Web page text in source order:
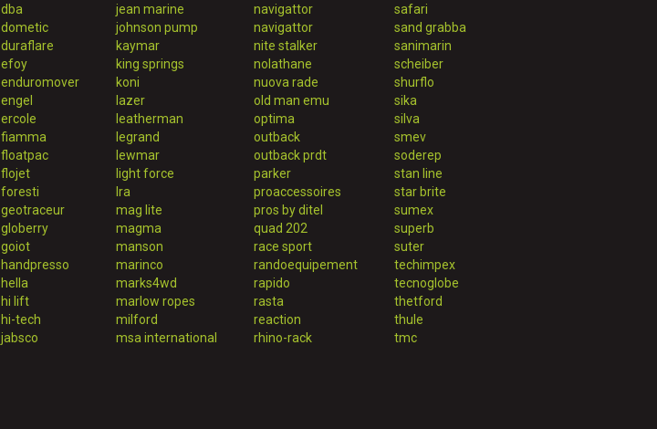
dba
dometic
duraflare
efoy
enduromover
engel
ercole
fiamma
floatpac
flojet
foresti
geotraceur
globerry
goiot
handpresso
hella
hi lift
hi-tech
jabsco
jean marine
johnson pump
kaymar
king springs
koni
lazer
leatherman
legrand
lewmar
light force
lra
mag lite
magma
manson
marinco
marks4wd
marlow ropes
milford
msa international
navigattor
navigattor
nite stalker
nolathane
nuova rade
old man emu
optima
outback
outback prdt
parker
proaccessoires
pros by ditel
quad 202
race sport
randoequipement
rapido
rasta
reaction
rhino-rack
safari
sand grabba
sanimarin
scheiber
shurflo
sika
silva
smev
soderep
stan line
star brite
sumex
superb
suter
techimpex
tecnoglobe
thetford
thule
tmc